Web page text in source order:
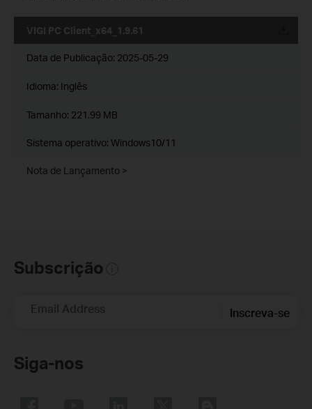
VIGI PC Client_x64_1.9.61
Data de Publicação: 2025-05-29
Idioma: Inglês
Tamanho: 221.99 MB
Sistema operativo: Windows10/11
Nota de Lançamento >
Subscrição
Email Address Inscreva-se
Siga-nos